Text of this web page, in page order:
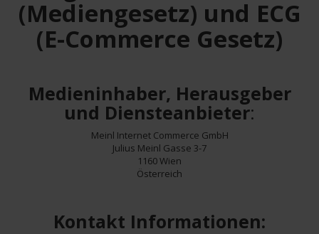
(Mediengesetz) und ECG
(E-Commerce Gesetz)
Medieninhaber, Herausgeber
und Diensteanbieter:
Meinl Internet Commerce GmbH
Julius Meinl Gasse 3-7
1160 Wien
Österreich
Kontakt Informationen: